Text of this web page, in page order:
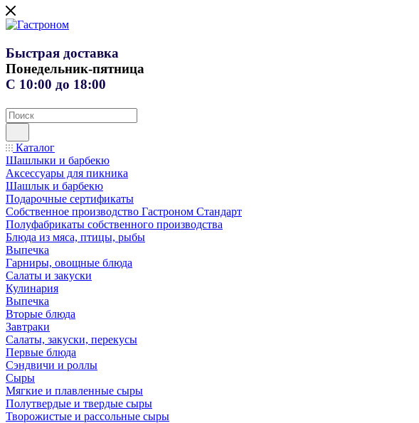
Быстрая доставка
Понедельник-пятница
С 10:00 до 18:00
Каталог
Шашлыки и барбекю
Аксессуары для пикника
Шашлык и барбекю
Подарочные сертификаты
Собственное производство Гастроном Стандарт
Полуфабрикаты собственного производства
Блюда из мяса, птицы, рыбы
Выпечка
Гарниры, овощные блюда
Салаты и закуски
Кулинария
Выпечка
Вторые блюда
Завтраки
Салаты, закуски, перекусы
Первые блюда
Сэндвичи и роллы
Сыры
Мягкие и плавленные сыры
Полутвердые и твердые сыры
Творожистые и рассольные сыры